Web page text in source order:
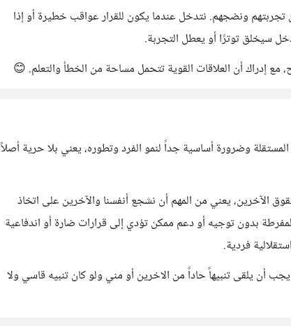
ونضجهم. نتدخل عندما يكون للقرار عواقب خطيرة أو إذا
سيخلق توترًا أو يعطل التجربة.
إدراك أن العلاقات القوية تتحمل مساحة من الخطأ والتعلم. 😊
وضرورة أساسية جداً لنمو الفرد وتطوره، يعني بلا حرية أصلاً
الآخرين، يعني من المهم أن نشجع أنفسنا والآخرين على اتخاذ
بدون توجيه أو دعم ممكن تؤدي إلى قرارات ضارة أو اندفاعية
فردية.
أن يلقى تنبيهاً حاداً من الاخرين أو مني ولو كان تنبيه قاسي ولا